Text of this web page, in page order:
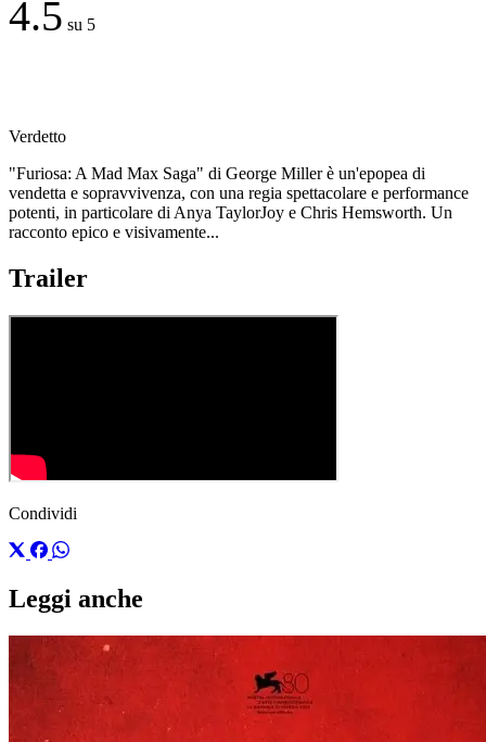
4.5 su 5
Verdetto
"Furiosa: A Mad Max Saga" di George Miller è un'epopea di
vendetta e sopravvivenza, con una regia spettacolare e performance
potenti, in particolare di Anya TaylorJoy e Chris Hemsworth. Un
racconto epico e visivamente...
Trailer
Condividi
Leggi anche